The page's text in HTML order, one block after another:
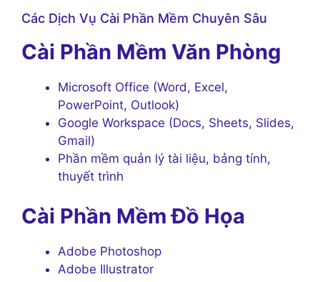
Các Dịch Vụ Cài Phần Mềm Chuyên Sâu
Cài Phần Mềm Văn Phòng
Microsoft Office (Word, Excel,
PowerPoint, Outlook)
Google Workspace (Docs, Sheets, Slides,
Gmail)
Phần mềm quản lý tài liệu, bảng tính,
thuyết trình
Cài Phần Mềm Đồ Họa
Adobe Photoshop
Adobe Illustrator